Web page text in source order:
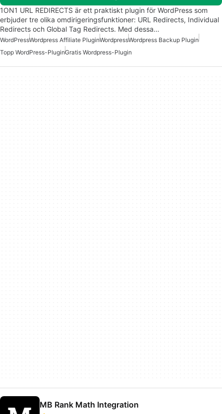
1ON1 URL REDIRECTS är ett praktiskt plugin för WordPress som
erbjuder tre olika omdirigeringsfunktioner: URL Redirects, Individual
Redirects och Global Tag Redirects. Med dessa…
WordPressWordpress Affiliate PluginWordpressWordpress Backup Plugin
Topp WordPress-PluginGratis Wordpress-Plugin
MB Rank Math Integration